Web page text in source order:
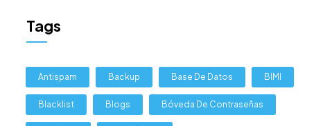
Tags
Antispam Backup Base De Datos BIMI
Blacklist Blogs Bóveda De Contraseñas